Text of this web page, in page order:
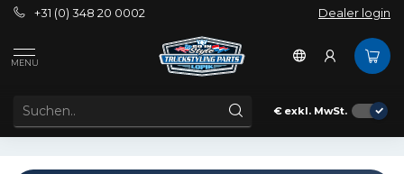
+31 (0) 348 20 0002 Dealer login
MENU
€ exkl. MwSt.
Außenbereich NextGen
SCANIA NEXTGEN SONNENBLENDEN